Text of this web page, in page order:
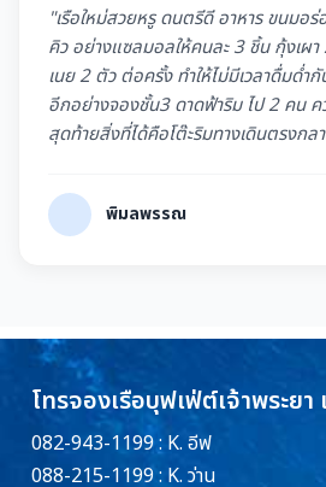
"เรือใหม่สวยหรู ดนตรีดี อาหาร ขนมอ
คิว อย่างแซลมอลให้คนละ 3 ชิ้น กุ้งเผ
เนย 2 ตัว ต่อครั้ง ทำให้ไม่มีเวลาดื่มด่ำ
อีกอย่างจองชั้น3 ดาดฟ้าริม ไป 2 คน คว
สุดท้ายสิ่งที่ได้คือโต๊ะริมทางเดินตรงกล
พิมลพรรณ
โทรจองเรือบุฟเฟ่ต์เจ้าพระยา
082-943-1199 : K. อีฟ
088-215-1199 : K. ว่าน